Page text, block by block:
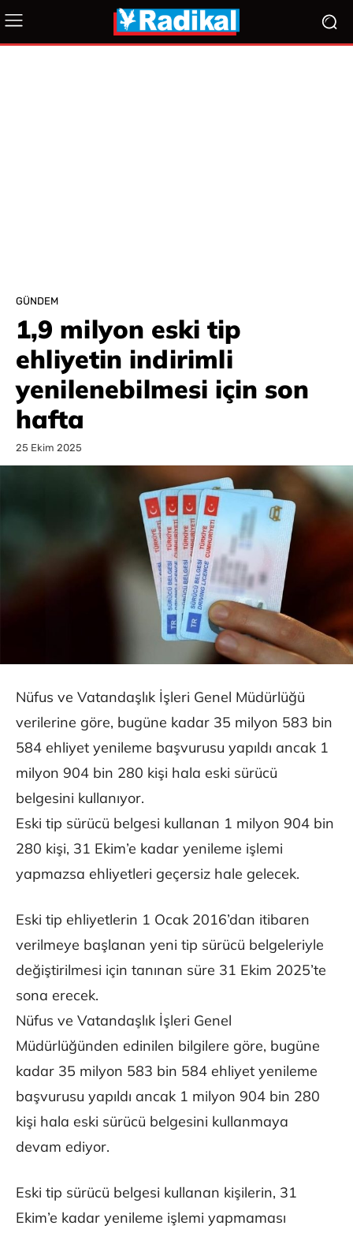
GÜNDEM
1,9 milyon eski tip
ehliyetin indirimli
yenilenebilmesi için son
hafta
25 Ekim 2025
Nüfus ve Vatandaşlık İşleri Genel Müdürlüğü
verilerine göre, bugüne kadar 35 milyon 583 bin
584 ehliyet yenileme başvurusu yapıldı ancak 1
milyon 904 bin 280 kişi hala eski sürücü
belgesini kullanıyor.
Eski tip sürücü belgesi kullanan 1 milyon 904 bin
280 kişi, 31 Ekim’e kadar yenileme işlemi
yapmazsa ehliyetleri geçersiz hale gelecek.
Eski tip ehliyetlerin 1 Ocak 2016’dan itibaren
verilmeye başlanan yeni tip sürücü belgeleriyle
değiştirilmesi için tanınan süre 31 Ekim 2025’te
sona erecek.
Nüfus ve Vatandaşlık İşleri Genel
Müdürlüğünden edinilen bilgilere göre, bugüne
kadar 35 milyon 583 bin 584 ehliyet yenileme
başvurusu yapıldı ancak 1 milyon 904 bin 280
kişi hala eski sürücü belgesini kullanmaya
devam ediyor.
Eski tip sürücü belgesi kullanan kişilerin, 31
Ekim’e kadar yenileme işlemi yapmaması